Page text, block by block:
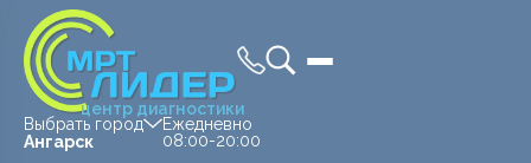
центр диагностики
Выбрать город
Ангарск
Ежедневно
08:00-20:00